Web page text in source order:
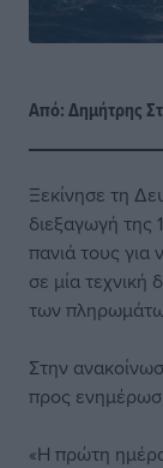
Από:Δημήτρης
Ξεκίνησε τη
διεξαγωγή της
πανιά τους
σε μία τεχνική
των
Στην
προς
«Η πρώτη